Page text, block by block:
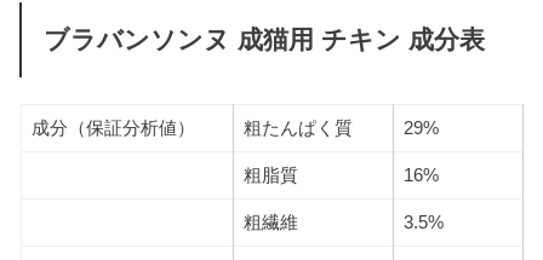
ブラバンソンヌ 成猫用 チキン 成分表
成分（保証分析値） 粗たんぱく質 29%
粗脂質 16%
粗繊維 3.5%